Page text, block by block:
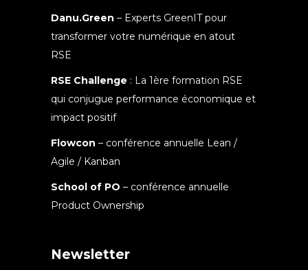
Danu.Green – Experts GreenIT pour
transformer votre numérique en atout
RSE
RSE Challenge : La 1ère formation RSE
qui conjugue performance économique et
impact positif
Flowcon – conférence annuelle Lean /
Agile / Kanban
School of PO – conférence annuelle
Product Ownership
Newsletter